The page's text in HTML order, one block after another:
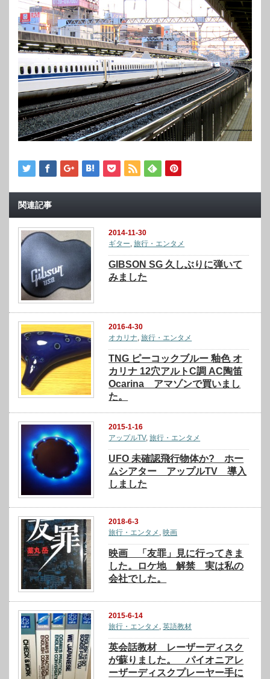
関連記事
2014-11-30
ギター ,旅行・エンタメ
GIBSON SG 久しぶりに弾いて
みました
2016-4-30
オカリナ,旅行・エンタメ
TNG ピーコックブルー 釉色 オ
カリナ 12穴アルトC調 AC陶笛
Ocarina アマゾンで買いまし
た。
2015-1-16
アップルTV,旅行・エンタメ
UFO 未確認飛行物体か? ホー
ムシアター アップルTV 導入
しました
2018-6-3
旅行・エンタメ ,映画
映画 「友罪」見に行ってきま
した。ロケ地 解禁 実は私の
会社でした。
2015-6-14
旅行・エンタメ ,英語教材
英会話教材 レーザーディスク
が蘇りました。 パイオニアレ
ーザーディスクプレーヤー手に